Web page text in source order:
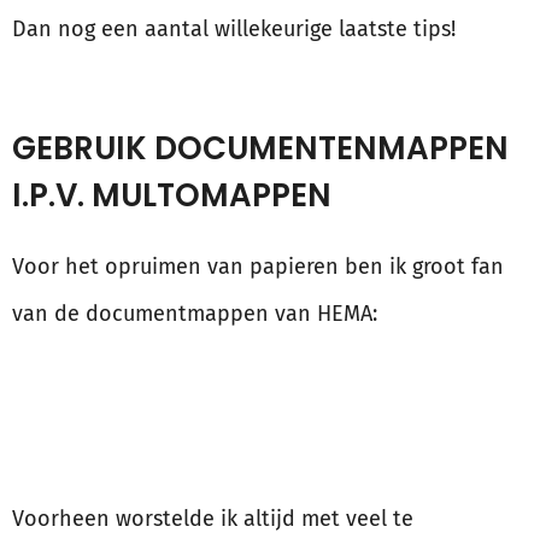
Dan nog een aantal willekeurige laatste tips!
GEBRUIK DOCUMENTENMAPPEN
I.P.V. MULTOMAPPEN
Voor het opruimen van papieren ben ik groot fan
van de documentmappen van HEMA:
Voorheen worstelde ik altijd met veel te